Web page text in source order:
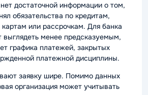
достаточной информации о том,
обязательства по кредитам,
или рассрочкам. Для банка
выглядеть менее предсказуемым,
графика платежей, закрытых
платежной дисциплины.
заявку шире. Помимо данных
организация может учитывать